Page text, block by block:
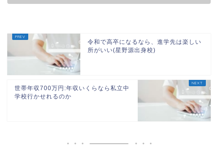
令和で高卒になるなら、進学先は楽しい
所がいい(星野源出身校)
世帯年収700万円:年収いくらなら私立中
学校行かせれるのか
ホーム